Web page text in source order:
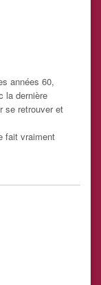
années 60,
la dernière
se retrouver et
fait vraiment